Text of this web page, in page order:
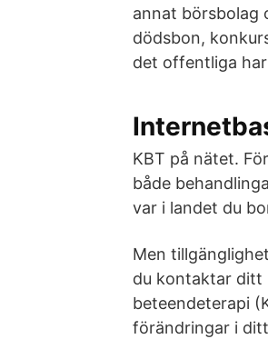
annat börsbolag
dödsbon,
det offentliga
KBT på nätet.
både
var i landet du
Men
du kontaktar ditt
beteendeterapi
förändringar i